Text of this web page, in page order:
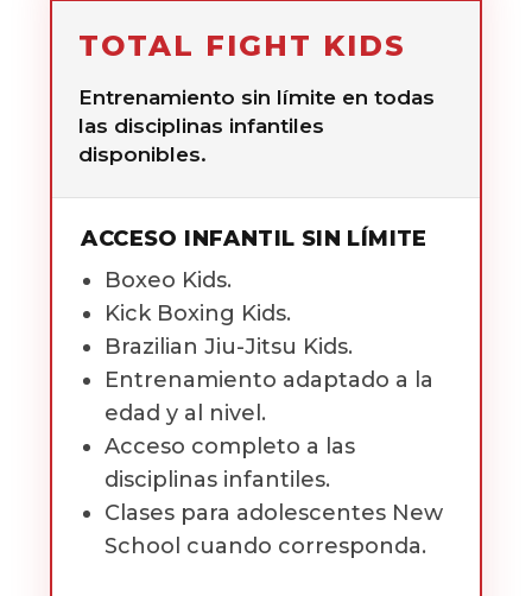
TOTAL FIGHT KIDS
Entrenamiento sin límite en todas
las disciplinas infantiles
disponibles.
ACCESO INFANTIL SIN LÍMITE
Boxeo Kids.
Kick Boxing Kids.
Brazilian Jiu-Jitsu Kids.
Entrenamiento adaptado a la
edad y al nivel.
Acceso completo a las
disciplinas infantiles.
Clases para adolescentes New
School cuando corresponda.